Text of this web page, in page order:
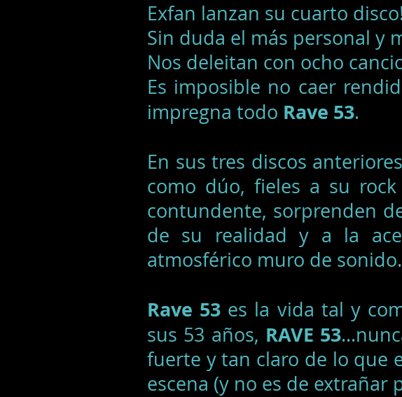
Exfan lanzan su cuarto
Sin duda el más personal y
Nos deleitan con ocho
Es imposible no caer
impregna todo Rave 53.
En sus tres discos anteriores
como dúo, fieles a su
contundente, sorprenden
de su realidad y a la
atmosférico muro de sonido.
Rave 53 es la vida tal y
sus 53 años, RAVE 53
fuerte y tan claro de lo que
escena (y no es de extrañar